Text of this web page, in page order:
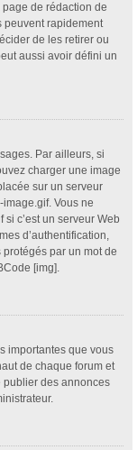
de rédaction de
peuvent rapidement
de les retirer ou
aussi avoir défini un
Par ailleurs, si
charger une image
sur un serveur
Vous ne
c’est un serveur Web
d’authentification,
par un mot de
[img].
importantes que vous
de chaque forum et
publier des annonces